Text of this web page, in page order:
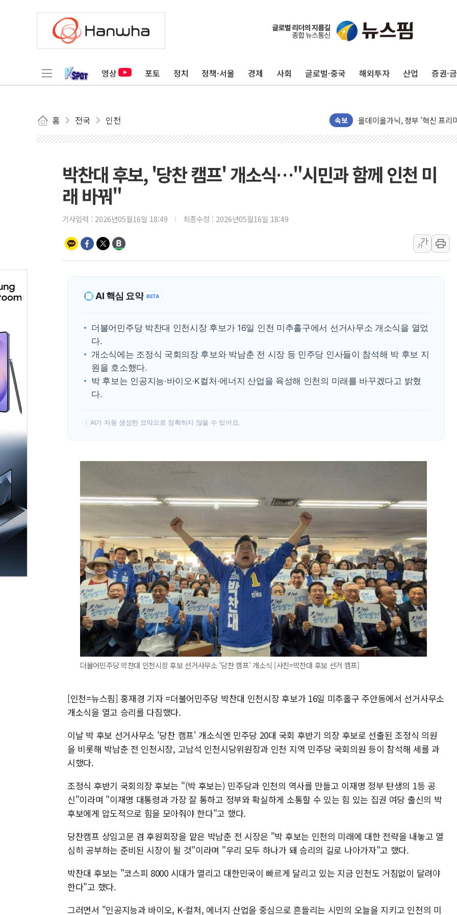
영상 포토 정치 정책·서울 경제 사회 글로벌·중국 해외투자 산업 증권·
홈 전국 인천 속보
남성, 'NS AI LINK' 월마트
예탁결제원, 비상장주식·조각
엑스플러스, '갤럭시 Z 플립8·
삼성증권, 연금저축계좌 ETF·
강원·호남·대구경북 곳곳 '폭
서금원, 상반기 미소금융 1600
"35초마다 중국과 통신"...美
한병도 "막말 정치를 좌시하지
[특징주] 포스코퓨처엠, LFP
HDC랩스, 'BUILD CON
박찬대 후보, '당찬 캠프' 개소식…"시민과 함께 인천 미
래 바꿔"
기사입력 : 2026년05월16일 18:49 최종수정 : 2026년05월16일 18:49
가
가
AI 핵심 요약 BETA
더불어민주당 박찬대 인천시장 후보가 16일 인천 미추홀구에서 선거사무소 개소식을 열었
다.
개소식에는 조정식 국회의장 후보와 박남춘 전 시장 등 민주당 인사들이 참석해 박 후보 지
원을 호소했다.
박 후보는 인공지능·바이오·K컬처·에너지 산업을 육성해 인천의 미래를 바꾸겠다고 밝혔
다.
! AI가 자동 생성한 요약으로 정확하지 않을 수 있어요.
더불어민주당 박찬대 인천시장 후보 선거사무소 '당찬 캠프' 개소식 [사진=박찬대 후보 선거 캠프]
[인천=뉴스핌] 홍재경 기자 =더불어민주당 박찬대 인천시장 후보가 16일 미추홀구 주안동에서 선거사무소
개소식을 열고 승리를 다짐했다.
이날 박 후보 선거사무소 '당찬 캠프' 개소식엔 민주당 20대 국회 후반기 의장 후보로 선출된 조정식 의원
을 비롯해 박남춘 전 인천시장, 고남석 인천시당위원장과 인천 지역 민주당 국회의원 등이 참석해 세를 과
시했다.
조정식 후반기 국회의장 후보는 "(박 후보는) 민주당과 인천의 역사를 만들고 이재명 정부 탄생의 1등 공
신"이라며 "이재명 대통령과 가장 잘 통하고 정부와 확실하게 소통할 수 있는 힘 있는 집권 여당 출신의 박
후보에게 압도적으로 힘을 모아줘야 한다"고 했다.
당찬캠프 상임고문 겸 후원회장을 맡은 박남춘 전 시장은 "박 후보는 인천의 미래에 대한 전략을 내놓고 열
심히 공부하는 준비된 시장이 될 것"이라며 "우리 모두 하나가 돼 승리의 길로 나아가자"고 했다.
박찬대 후보는 "코스피 8000 시대가 열리고 대한민국이 빠르게 달리고 있는 지금 인천도 거침없이 달려야
한다"고 했다.
그러면서 "인공지능과 바이오, K-컬처, 에너지 산업을 중심으로 흔들리는 시민의 오늘을 지키고 인천의 미